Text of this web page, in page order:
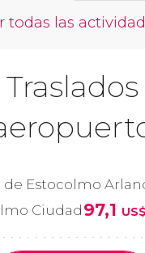
todas las
Traslados
Estocolmo
Ciudad97,1 US$